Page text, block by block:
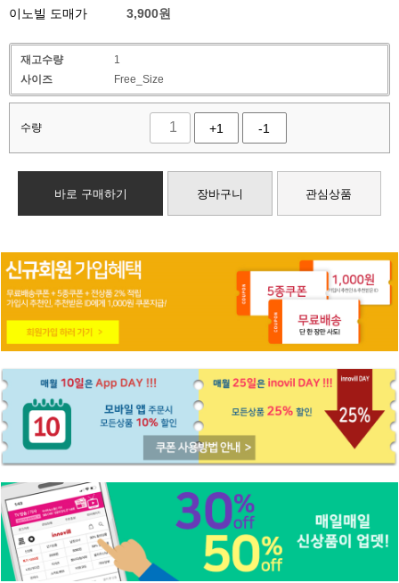
이노빌 도매가
3,900원
재고수량
1
사이즈
Free_Size
수량 +1 -1
바로 구매하기 장바구니 관심상품